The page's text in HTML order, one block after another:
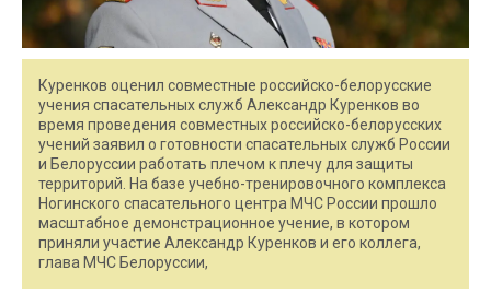
Куренков оценил совместные российско-белорусские
учения спасательных служб Александр Куренков во
время проведения совместных российско-белорусских
учений заявил о готовности спасательных служб России
и Белоруссии работать плечом к плечу для защиты
территорий. На базе учебно-тренировочного комплекса
Ногинского спасательного центра МЧС России прошло
масштабное демонстрационное учение, в котором
приняли участие Александр Куренков и его коллега,
глава МЧС Белоруссии,